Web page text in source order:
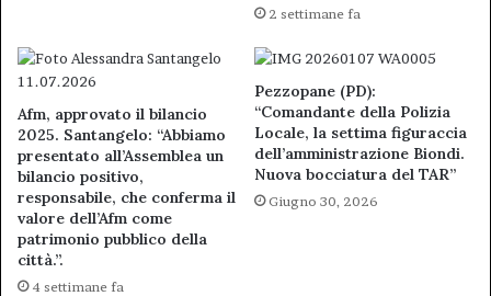
2 settimane fa
Afm, approvato il bilancio
2025. Santangelo: “Abbiamo
presentato all’Assemblea un
bilancio positivo,
responsabile, che conferma il
valore dell’Afm come
patrimonio pubblico della
città.”.
4 settimane fa
Pezzopane (PD):
“Comandante della Polizia
Locale, la settima figuraccia
dell’amministrazione Biondi.
Nuova bocciatura del TAR”
Giugno 30, 2026